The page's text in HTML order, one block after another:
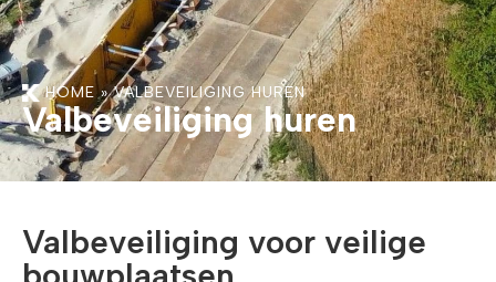
HOME»VALBEVEILIGING HUREN
Valbeveiliging huren
Valbeveiliging voor veilige